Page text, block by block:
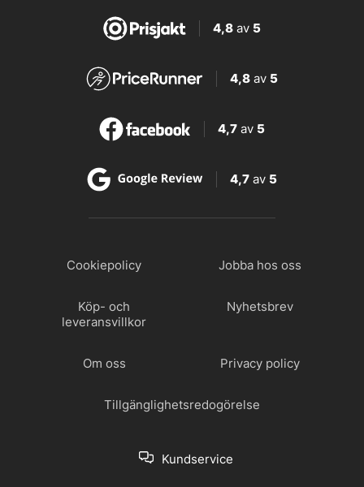
4,8av 5
4,8 av 5
4,7 av 5
4,7 av 5
Cookiepolicy Jobba hos oss
Köp- och
leveransvillkor
Nyhetsbrev
Om oss Privacy policy
Tillgänglighetsredogörelse
Kundservice